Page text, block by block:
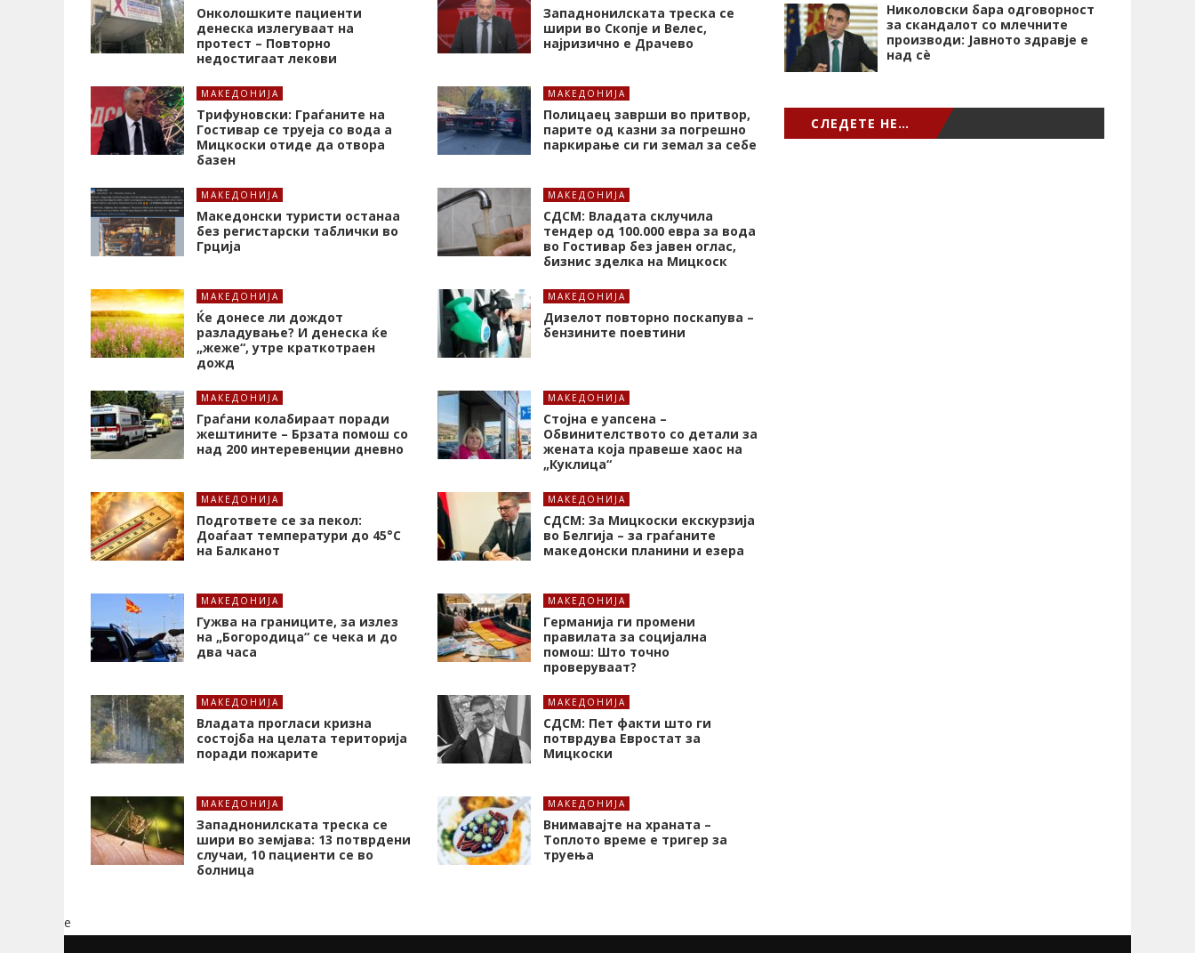
Онколошките пациенти
денеска излегуваат на
протест – Повторно
недостигаат лекови
Западнонилската треска се
шири во Скопје и Велес,
најризично е Драчево
МАКЕДОНИЈА
Трифуновски: Граѓаните на
Гостивар се труеја со вода а
Мицкоски отиде да отвора
базен
МАКЕДОНИЈА
Полицаец заврши во притвор,
парите од казни за погрешно
паркирање си ги земал за себе
МАКЕДОНИЈА
Македонски туристи останаа
без регистарски таблички во
Грција
МАКЕДОНИЈА
СДСМ: Владата склучила
тендер од 100.000 евра за вода
во Гостивар без јавен оглас,
бизнис зделка на Мицкоск
МАКЕДОНИЈА
Ќе донесе ли дождот
разладување? И денеска ќе
„жеже“, утре краткотраен
дожд
МАКЕДОНИЈА
Дизелот повторно поскапува –
бензините поевтини
МАКЕДОНИЈА
Граѓани колабираат поради
жештините – Брзата помош со
над 200 интеревенции дневно
МАКЕДОНИЈА
Стојна е уапсена –
Обвинителството со детали за
жената која правеше хаос на
„Куклица“
МАКЕДОНИЈА
Подгответе се за пекол:
Доаѓаат температури до 45°C
на Балканот
МАКЕДОНИЈА
СДСМ: За Мицкоски екскурзија
во Белгија – за граѓаните
македонски планини и езера
МАКЕДОНИЈА
Гужва на границите, за излез
на „Богородица“ се чека и до
два часа
МАКЕДОНИЈА
Германија ги промени
правилата за социјална
помош: Што точно
проверуваат?
МАКЕДОНИЈА
Владата прогласи кризна
состојба на целата територија
поради пожарите
МАКЕДОНИЈА
СДСМ: Пет факти што ги
потврдува Евростат за
Мицкоски
МАКЕДОНИЈА
Западнонилската треска се
шири во земјава: 13 потврдени
случаи, 10 пациенти се во
болница
МАКЕДОНИЈА
Внимавајте на храната –
Топлото време е тригер за
труења
Николовски бара одговорност
за скандалот со млечните
производи: Јавното здравје е
над сѐ
СЛЕДЕТЕ НЕ…
e